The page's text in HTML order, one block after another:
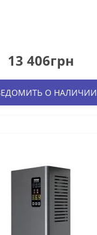
13 406грн
О НАЛИЧИИ